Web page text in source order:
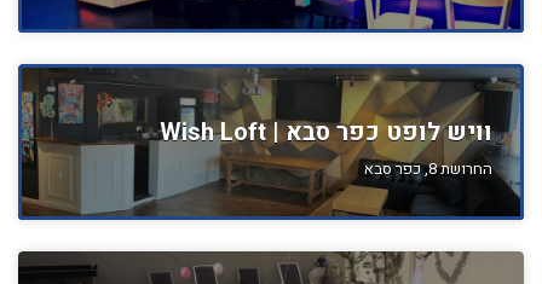
וויש לופט כפר סבא | Wish Loft
החרושת 8, כפר סבא